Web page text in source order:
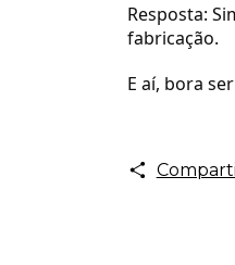
Resposta:
fabricação.
E aí, bora